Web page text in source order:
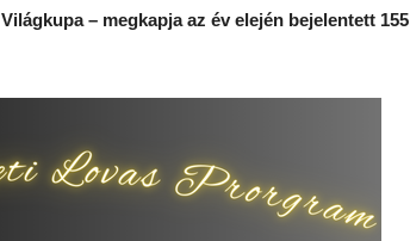
– megkapja az év elején bejelentett 155